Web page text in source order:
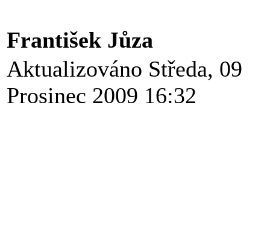
František Jůza
Aktualizováno Středa, 09
Prosinec 2009 16:32